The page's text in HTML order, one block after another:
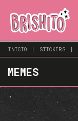
INICIO | STICKERS |
MEMES